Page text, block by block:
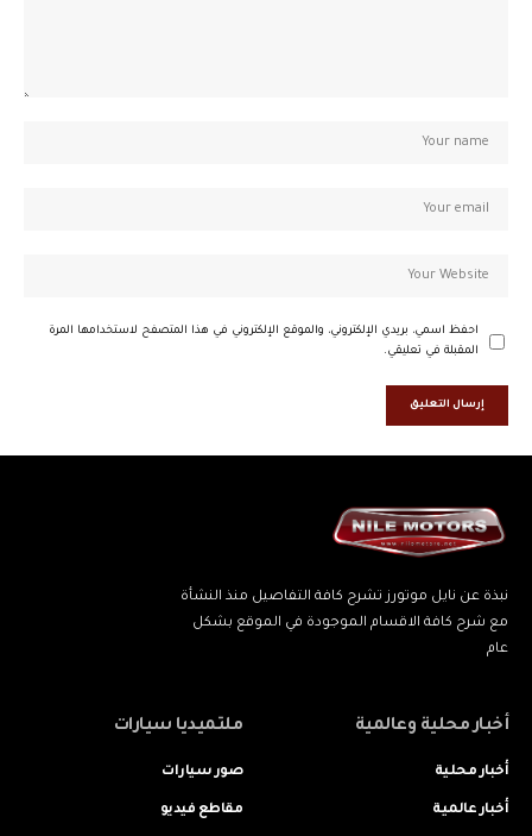
احفظ اسمي، بريدي الإلكتروني، والموقع الإلكتروني في هذا المتصفح لاستخدامها المرة
المقبلة في تعليقي.
نبذة عن نايل موتورز تشرح كافة التفاصيل منذ النشأة
مع شرح كافة الاقسام الموجودة في الموقع بشكل
عام
أخبار محلية وعالمية
أخبار محلية
أخبار عالمية
ملتميديا سيارات
صور سيارات
مقاطع فيديو